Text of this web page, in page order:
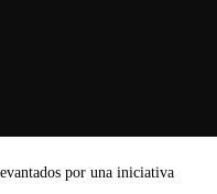
por una iniciativa